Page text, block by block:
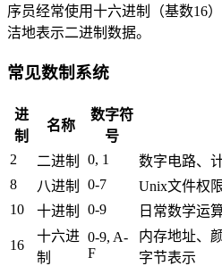
序员经常使用十六进制（基数16
洁地表示二进制数据。
常见数制系统
进
制
名称
数字符
号
2 二进制 0, 1
数字电路、
8
八进制 0-7
Unix文件权
10
十进制 0-9 日常数学运
16
十六进
制
0-9, A-
F
内存地址、
字节表示